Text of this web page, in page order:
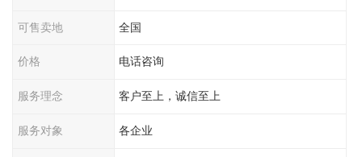
可售卖地 全国
价格 电话咨询
服务理念 客户至上，诚信至上
服务对象 各企业